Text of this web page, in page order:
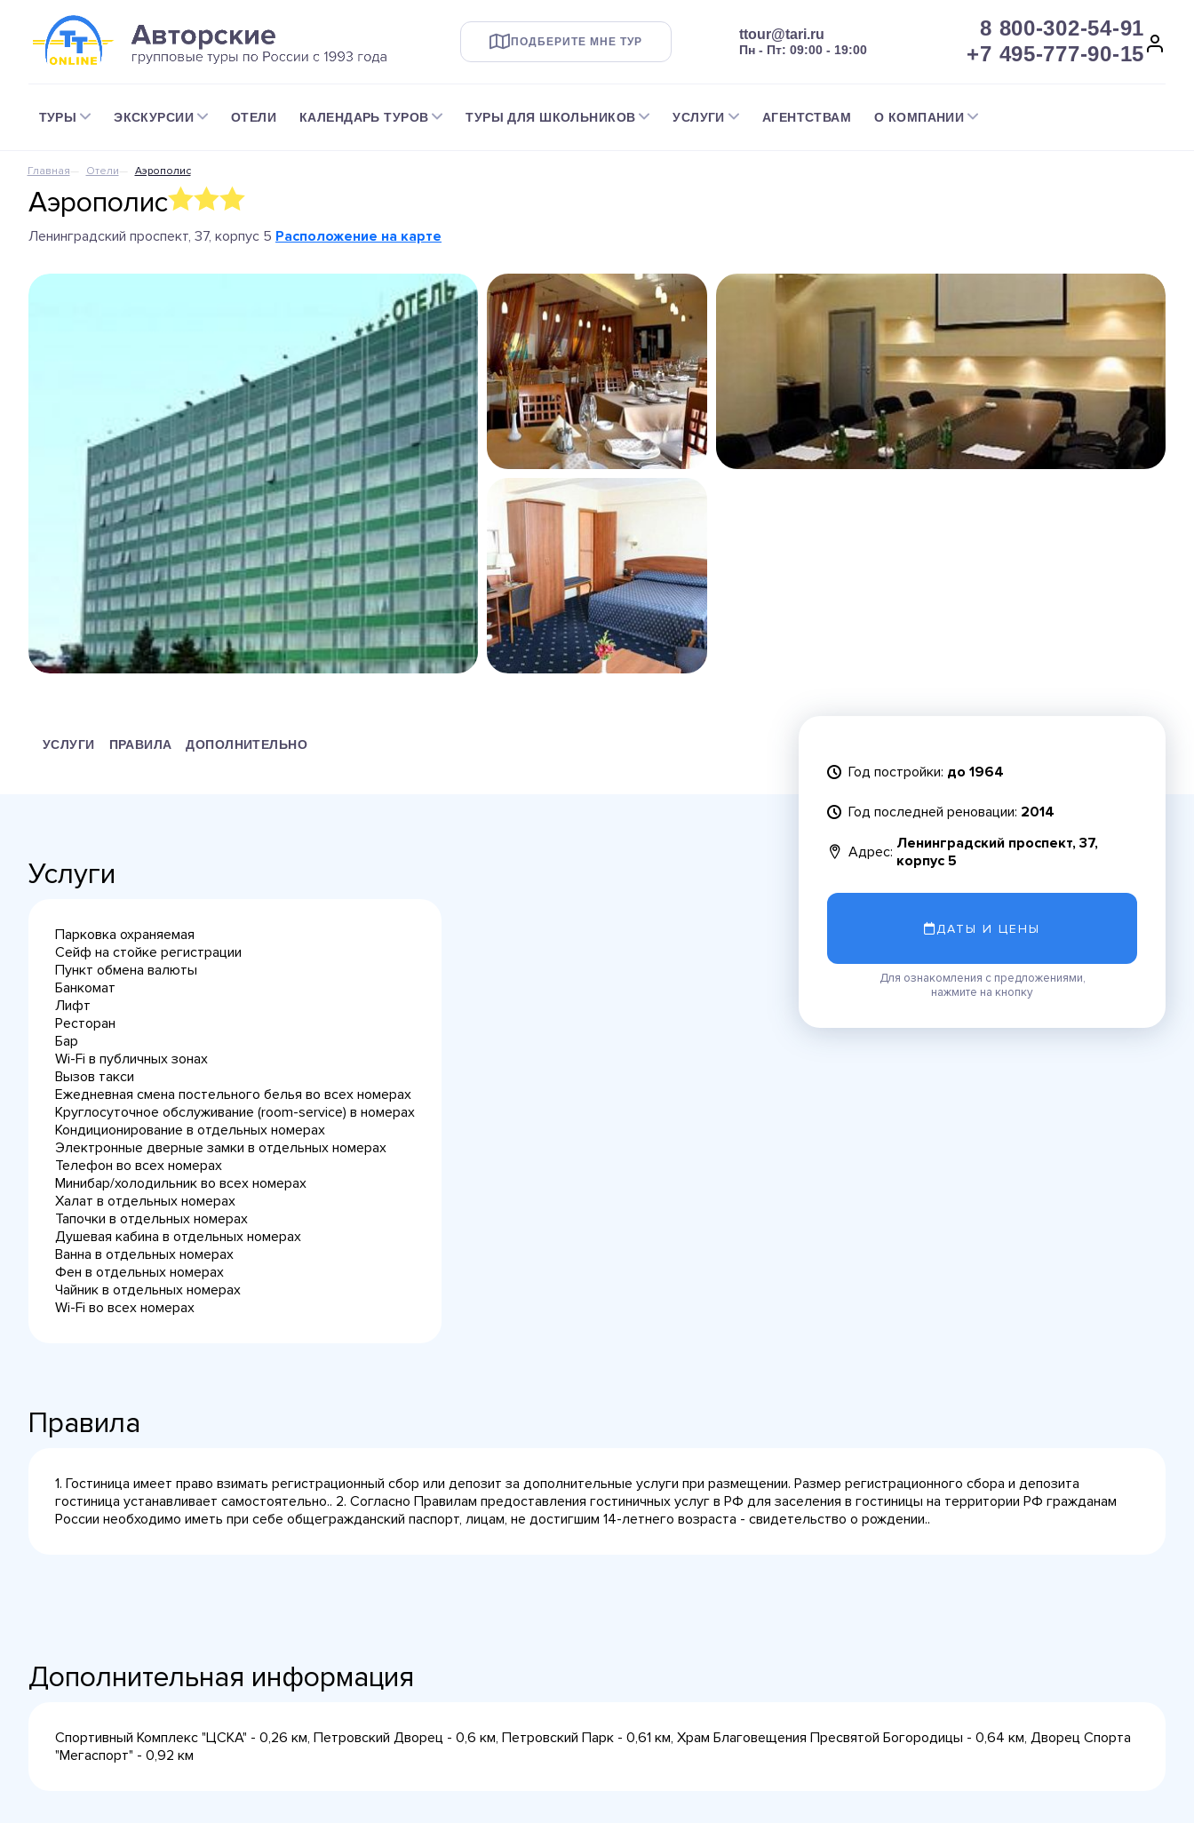
ПОДБЕРИТЕ МНЕ ТУР ttour@tari.ru
Пн - Пт: 09:00 - 19:00
8 800-302-54-91
+7 495-777-90-15
ТУРЫ ЭКСКУРСИИ ОТЕЛИ КАЛЕНДАРЬ ТУРОВ ТУРЫ ДЛЯ ШКОЛЬНИКОВ УСЛУГИ АГЕНТСТВАМ О КОМПАНИИ
Главная Отели Аэрополис
Аэрополис
Ленинградский проспект, 37, корпус 5 Расположение на карте
Год постройки: до 1964
Год последней реновации: 2014
Адрес: Ленинградский проспект, 37,
корпус 5
ДАТЫ И ЦЕНЫ
Для ознакомления с предложениями,
нажмите на кнопку
УСЛУГИ ПРАВИЛА ДОПОЛНИТЕЛЬНО
Услуги
Парковка охраняемая
Сейф на стойке регистрации
Пункт обмена валюты
Банкомат
Лифт
Ресторан
Бар
Wi-Fi в публичных зонах
Вызов такси
Ежедневная cмена постельного белья во всех номерах
Круглосуточное обслуживание (room-service) в номерах
Кондиционирование в отдельных номерах
Электронные дверные замки в отдельных номерах
Телефон во всех номерах
Минибар/холодильник во всех номерах
Халат в отдельных номерах
Тапочки в отдельных номерах
Душевая кабина в отдельных номерах
Ванна в отдельных номерах
Фен в отдельных номерах
Чайник в отдельных номерах
Wi-Fi во всех номерах
Правила
1. Гостиница имеет право взимать регистрационный сбор или депозит за дополнительные услуги при размещении. Размер регистрационного сбора и депозита
гостиница устанавливает самостоятельно.. 2. Согласно Правилам предоставления гостиничных услуг в РФ для заселения в гостиницы на территории РФ гражданам
России необходимо иметь при себе общегражданский паспорт, лицам, не достигшим 14-летнего возраста - свидетельство о рождении..
Дополнительная информация
Спортивный Комплекс "ЦСКА" - 0,26 км, Петровский Дворец - 0,6 км, Петровский Парк - 0,61 км, Храм Благовещения Пресвятой Богородицы - 0,64 км, Дворец Спорта
"Мегаспорт" - 0,92 км